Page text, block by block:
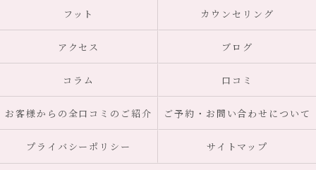
フット カウンセリング
アクセス ブログ
コラム 口コミ
お客様からの全口コミのご紹介 ご予約・お問い合わせについて
プライバシーポリシー サイトマップ